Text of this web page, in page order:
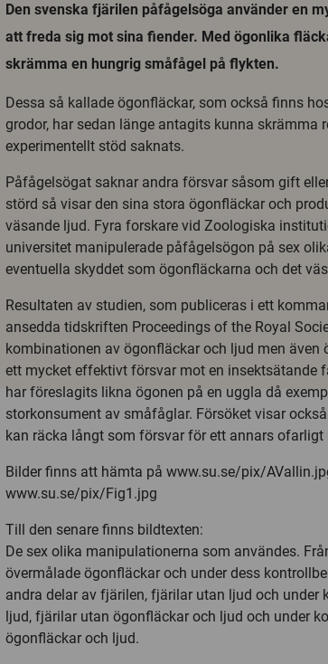
Den svenska fjärilen påfågelsöga använder en
att freda sig mot sina fiender. Med ögonlika
skrämma en hungrig småfågel på flykten.
Dessa så kallade ögonfläckar, som också finns
grodor, har sedan länge antagits kunna skrämma
experimentellt stöd saknats.
Påfågelsögat saknar andra försvar såsom gift
störd så visar den sina stora ögonfläckar och
väsande ljud. Fyra forskare vid Zoologiska
universitet manipulerade påfågelsögon på sex
eventuella skyddet som ögonfläckarna och det
Resultaten av studien, som publiceras i ett
ansedda tidskriften Proceedings of the Royal
kombinationen av ögonfläckar och ljud men även
ett mycket effektivt försvar mot en insektsätande
har föreslagits likna ögonen på en uggla då
storkonsument av småfåglar. Försöket visar
kan räcka långt som försvar för ett annars ofarligt
Bilder finns att hämta på www.su.se/pix/
www.su.se/pix/Fig1.jpg
Till den senare finns bildtexten:
De sex olika manipulationerna som användes.
övermålade ögonfläckar och under dess
andra delar av fjärilen, fjärilar utan ljud och under
ljud, fjärilar utan ögonfläckar och ljud och under
ögonfläckar och ljud.